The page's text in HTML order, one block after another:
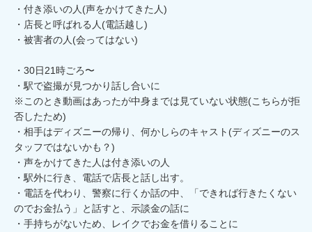
・付き添いの人(声をかけてきた人)
・店長と呼ばれる人(電話越し)
・被害者の人(会ってはない)
・30日21時ごろ〜
・駅で盗撮が見つかり話し合いに
※このとき動画はあったが中身までは見ていない状態(こちらが拒
否したため)
・相手はディズニーの帰り、何かしらのキャスト(ディズニーのス
タッフではないかも？)
・声をかけてきた人は付き添いの人
・駅外に行き、電話で店長と話し出す。
・電話を代わり、警察に行くか話の中、「できれば行きたくない
のでお金払う」と話すと、示談金の話に
・手持ちがないため、レイクでお金を借りることに